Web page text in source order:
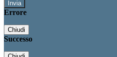
Errore
Chiudi
Successo